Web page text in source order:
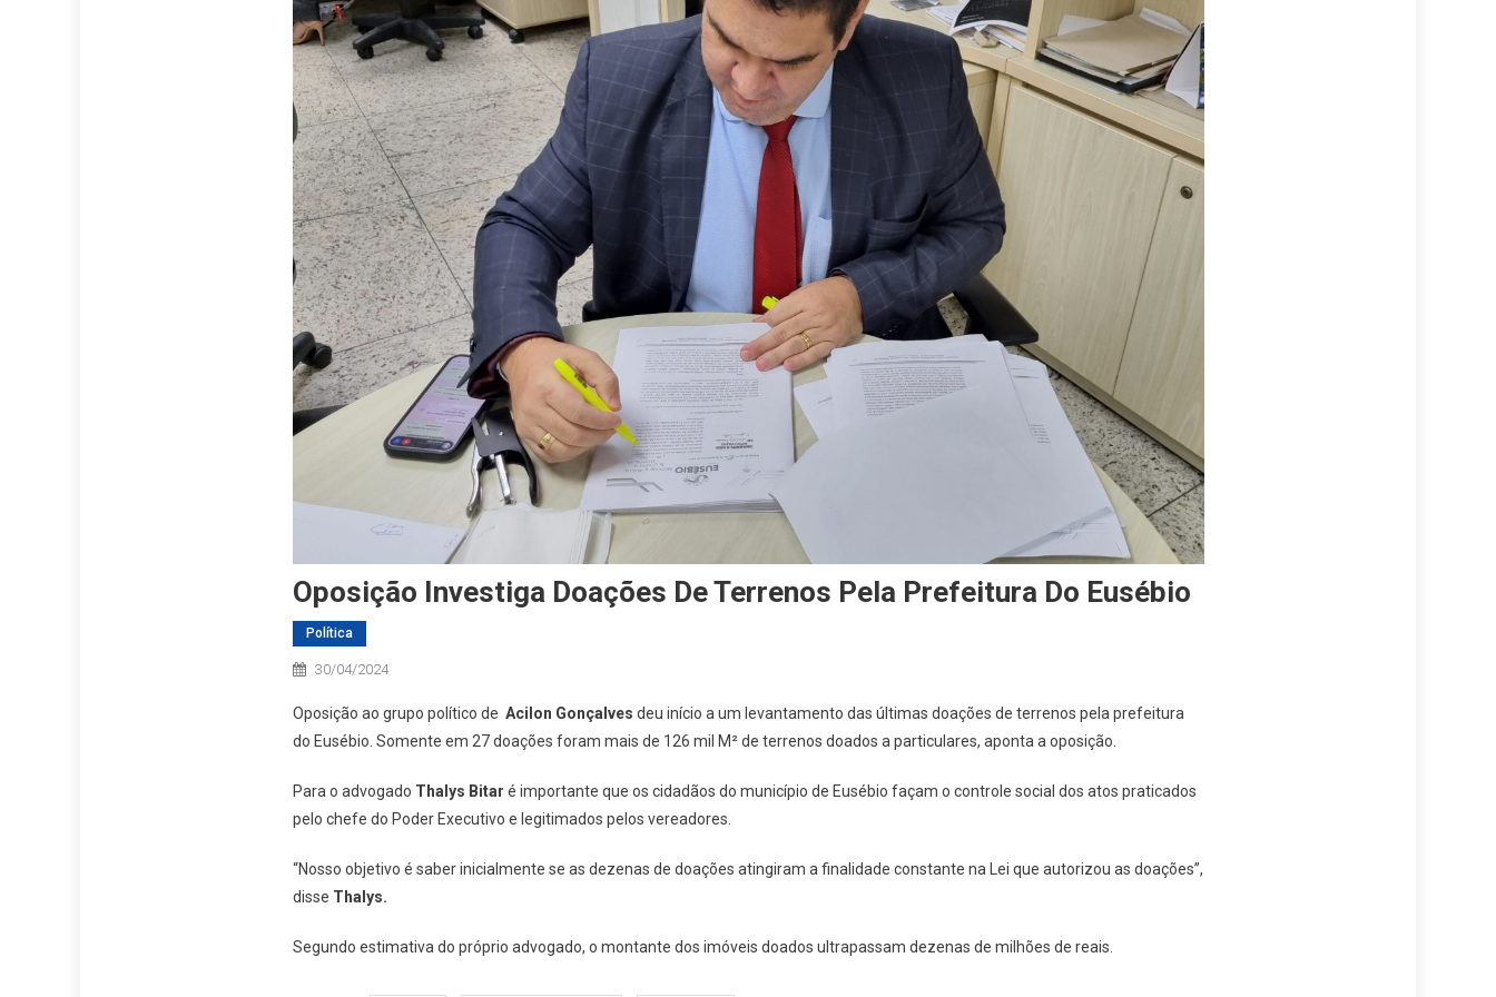
Oposição Investiga Doações De Terrenos Pela Prefeitura Do Eusébio
Política
30/04/2024
Oposição ao grupo político de Acilon Gonçalves deu início a um levantamento das últimas doações de terrenos pela prefeitura
do Eusébio. Somente em 27 doações foram mais de 126 mil M² de terrenos doados a particulares, aponta a oposição.
Para o advogado Thalys Bitar é importante que os cidadãos do município de Eusébio façam o controle social dos atos praticados
pelo chefe do Poder Executivo e legitimados pelos vereadores.
“Nosso objetivo é saber inicialmente se as dezenas de doações atingiram a finalidade constante na Lei que autorizou as doações”,
disse Thalys.
Segundo estimativa do próprio advogado, o montante dos imóveis doados ultrapassam dezenas de milhões de reais.